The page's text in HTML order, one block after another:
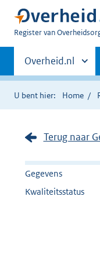
U
Register van
Primaire
navigatie
Andere
sites
binnen
Overheid.nl
U bent hier: Home
Terug naar
Gegevens
Kwaliteitsstatus